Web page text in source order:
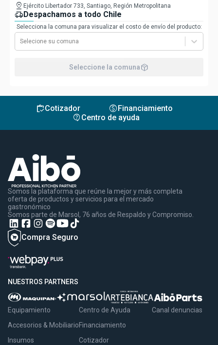
pin_drop Ejército Libertador 733, Santiago, Región Metropolitana
delivery_truck_speedDespachamos a todo Chile
Selecciona la comuna para visualizar el costo de envío del producto:
Selecione su comuna
Seleccione la comunapackage_2
inventoryCotizador monetization_onFinanciamiento
contact_support Centro de ayuda
Somos la plataforma que reúne la mejor y más completa
oferta de productos y servicios para el mercado
gastronómico
Somos parte de Marsol, 76 años de Respaldo y Compromiso.
Compra Seguro
NUESTROS PARTNERS
Equipamiento
Accesorios & Mobiliario
Insumos
Centro de Ayuda
Financiamiento
Cotizador
Canal denuncias